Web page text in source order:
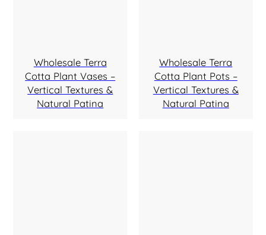
Wholesale Terra
Cotta Plant Vases –
Vertical Textures &
Natural Patina
Wholesale Terra
Cotta Plant Pots –
Vertical Textures &
Natural Patina